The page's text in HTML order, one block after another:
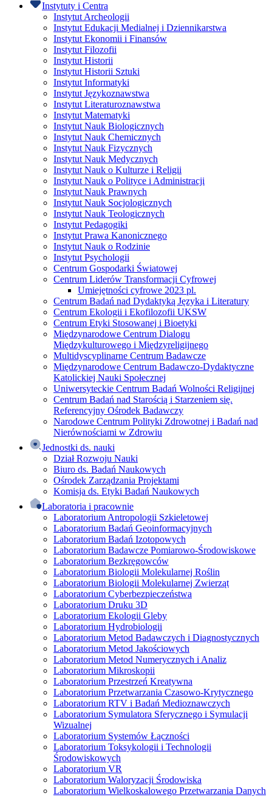
Instytuty i Centra
Instytut Archeologii
Instytut Edukacji Medialnej i Dziennikarstwa
Instytut Ekonomii i Finansów
Instytut Filozofii
Instytut Historii
Instytut Historii Sztuki
Instytut Informatyki
Instytut Językoznawstwa
Instytut Literaturoznawstwa
Instytut Matematyki
Instytut Nauk Biologicznych
Instytut Nauk Chemicznych
Instytut Nauk Fizycznych
Instytut Nauk Medycznych
Instytut Nauk o Kulturze i Religii
Instytut Nauk o Polityce i Administracji
Instytut Nauk Prawnych
Instytut Nauk Socjologicznych
Instytut Nauk Teologicznych
Instytut Pedagogiki
Instytut Prawa Kanonicznego
Instytut Nauk o Rodzinie
Instytut Psychologii
Centrum Gospodarki Światowej
Centrum Liderów Transformacji Cyfrowej
Umiejętności cyfrowe 2023 pl.
Centrum Badań nad Dydaktyką Języka i Literatury
Centrum Ekologii i Ekofilozofii UKSW
Centrum Etyki Stosowanej i Bioetyki
Międzynarodowe Centrum Dialogu
Międzykulturowego i Międzyreligijnego
Multidyscyplinarne Centrum Badawcze
Międzynarodowe Centrum Badawczo-Dydaktyczne
Katolickiej Nauki Społecznej
Uniwersyteckie Centrum Badań Wolności Religijnej
Centrum Badań nad Starością i Starzeniem się.
Referencyjny Ośrodek Badawczy
Narodowe Centrum Polityki Zdrowotnej i Badań nad
Nierównościami w Zdrowiu
Jednostki ds. nauki
Dział Rozwoju Nauki
Biuro ds. Badań Naukowych
Ośrodek Zarządzania Projektami
Komisja ds. Etyki Badań Naukowych
Laboratoria i pracownie
Laboratorium Antropologii Szkieletowej
Laboratorium Badań Geoinformacyjnych
Laboratorium Badań Izotopowych
Laboratorium Badawcze Pomiarowo-Środowiskowe
Laboratorium Bezkręgowców
Laboratorium Biologii Molekularnej Roślin
Laboratorium Biologii Molekularnej Zwierząt
Laboratorium Cyberbezpieczeństwa
Laboratorium Druku 3D
Laboratorium Ekologii Gleby
Laboratorium Hydrobiologii
Laboratorium Metod Badawczych i Diagnostycznych
Laboratorium Metod Jakościowych
Laboratorium Metod Numerycznych i Analiz
Laboratorium Mikroskopii
Laboratorium Przestrzeń Kreatywna
Laboratorium Przetwarzania Czasowo-Krytycznego
Laboratorium RTV i Badań Medioznawczych
Laboratorium Symulatora Sferycznego i Symulacji
Wizualnej
Laboratorium Systemów Łączności
Laboratorium Toksykologii i Technologii
Środowiskowych
Laboratorium VR
Laboratorium Waloryzacji Środowiska
Laboratorium Wielkoskalowego Przetwarzania Danych